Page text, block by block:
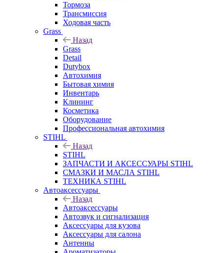
Тормоза
Трансмиссия
Ходовая часть
Grass
Назад
Grass
Detail
Dutybox
Автохимия
Бытовая химия
Инвентарь
Клининг
Косметика
Оборудование
Профессиональная автохимия
STIHL
Назад
STIHL
ЗАПЧАСТИ И АКСЕССУАРЫ STIHL
СМАЗКИ И МАСЛА STIHL
ТЕХНИКА STIHL
Автоаксессуары
Назад
Автоаксессуары
Автозвук и сигнализация
Аксессуары для кузова
Аксессуары для салона
Антенны